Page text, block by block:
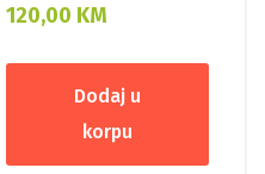
120,00 KM
Dodaj u
korpu